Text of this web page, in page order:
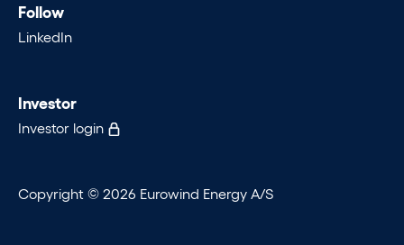
Follow
LinkedIn
Investor
Investor login
Copyright © 2026 Eurowind Energy A/S